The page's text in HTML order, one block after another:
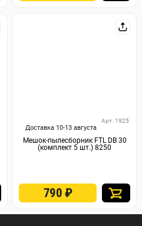
Доставка 10-13 августа
Арт. 1925
Мешок-пылесборник FTL DB 30
(комплект 5 шт.) 8250
790 ₽